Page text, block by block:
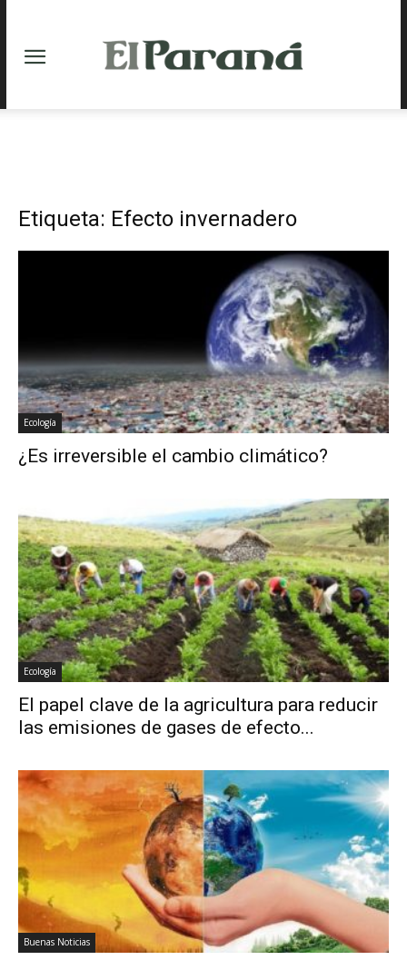
Etiqueta: Efecto invernadero
Ecología
¿Es irreversible el cambio climático?
Ecología
El papel clave de la agricultura para reducir
las emisiones de gases de efecto...
Buenas Noticias